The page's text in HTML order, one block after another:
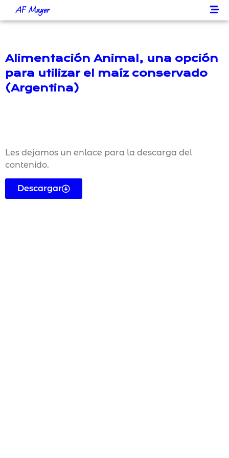
AF Mayer
Alimentación Animal, una opción
para utilizar el maíz conservado
(Argentina)
Les dejamos un enlace para la descarga del
contenido.
Descargar